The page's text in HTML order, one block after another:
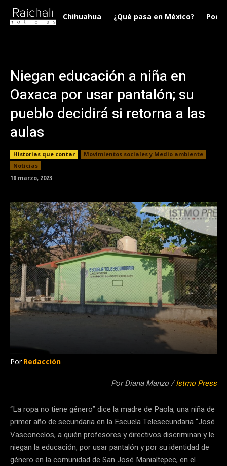
Chihuahua ¿Qué pasa en México?
Niegan educación a niña en
Oaxaca por usar pantalón; su
pueblo decidirá si retorna a las
aulas
Historias que contar
Movimientos sociales y Medio ambiente
Noticias
18 marzo, 2023
Por Redacción
Por Diana Manzo /Istmo Press
“La ropa no tiene género” dice la madre de Paola, una niña de
primer año de secundaria en la Escuela Telesecundaria “José
Vasconcelos, a quién profesores y directivos discriminan y le
niegan la educación, por usar pantalón y por su identidad de
género en la comunidad de San José Manialtepec, en el